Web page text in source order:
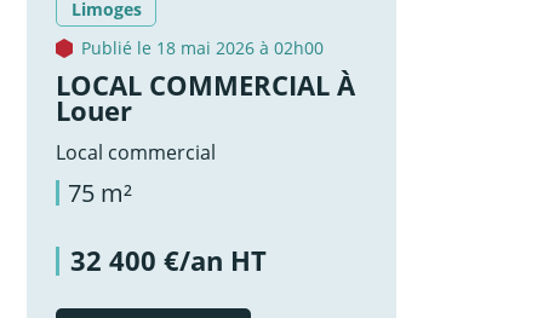
Limoges
Publié le 18 mai 2026 à 02h00
LOCAL COMMERCIAL À
Louer
Local commercial
75 m²
32 400 €/an HT